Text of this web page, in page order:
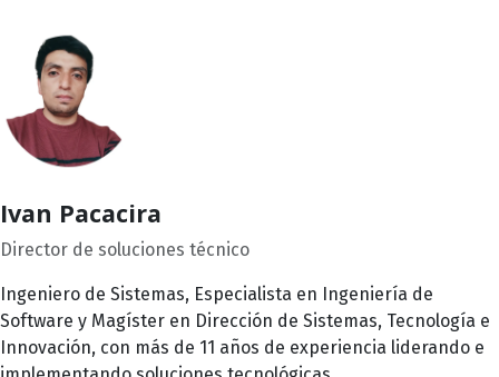
Ivan Pacacira
Director de soluciones técnico
Ingeniero de Sistemas, Especialista en Ingeniería de
Software y Magíster en Dirección de Sistemas, Tecnología e
Innovación, con más de 11 años de experiencia liderando e